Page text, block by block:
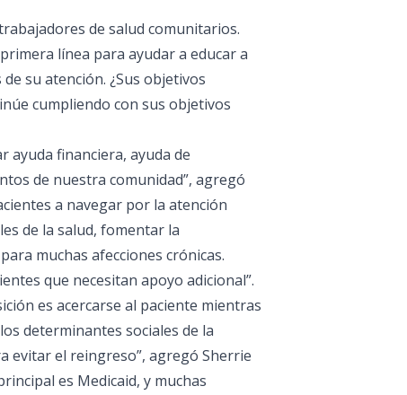
de salud comunitarios.
línea para ayudar a educar a
su atención. ¿Sus objetivos
cumpliendo con sus objetivos
ayuda financiera, ayuda de
de nuestra comunidad”, agregó
a navegar por la atención
de la salud, fomentar la
muchas afecciones crónicas.
que necesitan apoyo adicional”.
es acercarse al paciente mientras
determinantes sociales de la
evitar el reingreso”, agregó Sherrie
es Medicaid, y muchas